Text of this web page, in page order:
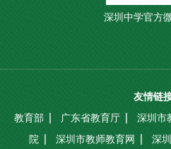
深圳中学官方
友情链
教育部
广东省教育厅 深圳市
院
深圳市教师教育网 深